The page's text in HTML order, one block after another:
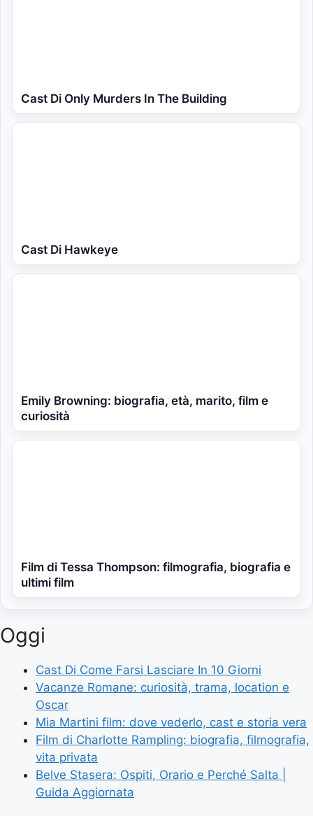
Cast Di Only Murders In The Building
Cast Di Hawkeye
Emily Browning: biografia, età, marito, film e
curiosità
Film di Tessa Thompson: filmografia, biografia e
ultimi film
Oggi
Cast Di Come Farsi Lasciare In 10 Giorni
Vacanze Romane: curiosità, trama, location e
Oscar
Mia Martini film: dove vederlo, cast e storia vera
Film di Charlotte Rampling: biografia, filmografia,
vita privata
Belve Stasera: Ospiti, Orario e Perché Salta |
Guida Aggiornata